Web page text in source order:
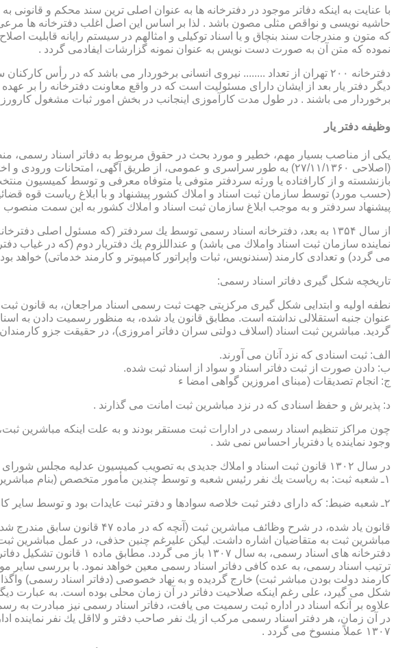
با عنایت به اینکه دفاتر موجود در دفترخانه ها به عنوان اصلی ترین سند محکم و
حاشیه نویسی و نواقص مثلی مصون باشد . لذا بر اساس این اصل اغلب دفترخانه ها مرعی به
که متون و مندرجات سند بنچاق و یا اسناد توکیلی و امثالهم در سیستم رایانه قابلیت
نموده که متن آن به صورت دست نویس به عنوان نمونه گزارشات ایفادمی گردد .
دفترخانه ۲۰۰ تهران از تعداد ........ نیروی انسانی برخوردار می باشد که در
دیگر دفتر یار بعد از ایشان دارای مسئولیت است که در واقع معاونت دفترخانه را بر
برخوردار می باشند . در طول مدت کارآموزی اینجانب در بخش امور ثبات مشغول
وظیفه دفتر یار
بازنشسته و از كارافتاده یا ورثه سردفتر متوفی یا متوفاه معرفی و توسط كمیسیون
پیشنهاد سردفتر و به موجب ابلاغ سازمان ثبت اسناد و املاك كشور به این سمت منصوب
از سال ۱۳۵۴ به بعد، دفترخانه اسناد رسمی توسط یك سردفتر (كه مسئول اصلی
نماینده سازمان ثبت اسناد واملاك می باشد) و عنداللزوم یك دفتریار دوم (كه در غیاب
می گردد) و تعدادی كارمند (سندنویس، ثبات واپراتور كامپیوتر و كارمند خدماتی) خواهد
تاریخچه شكل گیری دفاتر اسناد رسمی:
گردید. مباشرین ثبت اسناد (اسلاف دولتی سران دفاتر امروزی)، در حقیقت جزو كارمندان اداره ثبت اسناد
الف: ثبت اسنادی كه نزد آنان می آورند.
ب: دادن صورت از ثبت دفاتر اسناد و سواد از اسناد ثبت شده.
ج: انجام تصدیقات (مبنای امروزین گواهی امضا ء
د: پذیرش و حفظ اسنادی كه در نزد مباشرین ثبت امانت می گذارند .
چون مراكز تنظیم اسناد رسمی در ادارات ثبت مستقر بودند و به علت اینكه مباشرین
وجود نماینده یا دفتریار احساس نمی شد .
در سال ۱۳۰۲ قانون ثبت اسناد و املاك جدیدی به تصویب كمیسیون عدلیه مجلس شورای ملی رسید كه مطابق ماده ۵ قانون یاد شده، هر دایره ثبت اسناد، از دو قسمت زیر تشكیل می شد.
۱ـ شعبه ثبت: به ریاست یك نفر رئیس شعبه و توسط چندین مأمور متخصص (بنام مباشرین ثبت) اداره می شد
۲ـ شعبه ضبط: كه دارای دفتر ثبت خلاصه سوادها و دفتر ثبت عایدات بود و توسط سایر كارمندان (اجزاء) اداره ثبت تصدی می شد .
قانون یاد شده، در شرح وظائف
مباشرین ثبت به متقاضیان اشاره داشت. لیكن علیرغم چنین حذفی، در عمل مباشرین
ترتیب اسناد رسمی، به عده كافی دفاتر اسناد رسمی معین خواهد نمود. با بررسی سایر
كارمند دولت بودن مباشر ثبت) خارج گردیده و به نهاد خصوصی (دفاتر اسناد رسمی)
علاوه بر آنكه اسناد در اداره ثبت رسمیت می یافت، دفاتر اسناد رسمی نیز مبادرت به
۱۳۰۷ عملاً منسوخ می گردد .